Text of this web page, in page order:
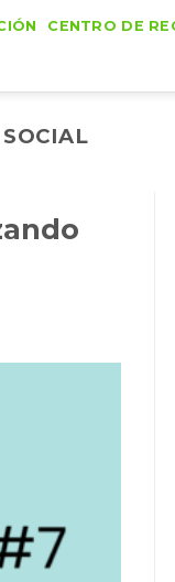
CENTRO DE